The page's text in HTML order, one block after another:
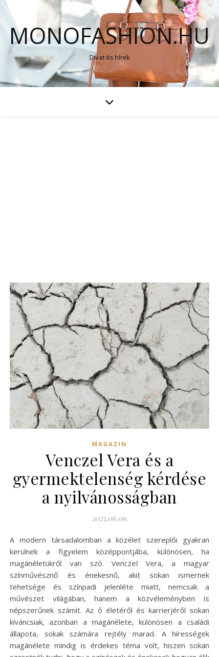
MONOFASHION.HU
Divat és hírek
MAGAZIN
Venczel Vera és a
gyermektelenség kérdése
a nyilvánosságban
2025.06.06.
A modern társadalomban a közélet szereplői gyakran
kerülnek a figyelem középpontjába, különösen, ha
magánéletükről van szó. Venczel Vera, a magyar
színművésznő és énekesnő, akit sokan ismernek
tehetsége és színpadi jelenléte miatt, nemcsak a
művészet világában, hanem a közvéleményben is
népszerűnek számít. Az ő életéről és karrierjéről sokan
kíváncsiak, azonban a magánélete, különösen a családi
állapota, sokak számára rejtély marad. A hírességek
magánélete mindig is érdekes téma volt, hiszen sokan